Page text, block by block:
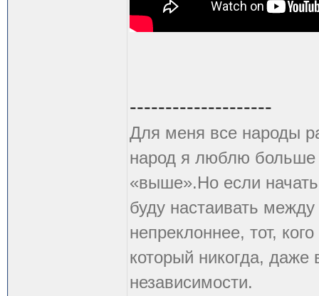
--------------------
Для меня все народы
народ я люблю больше
«выше».Но если начать
буду настаивать
непреклоннее, тот,
который никогда, даже
независимости.